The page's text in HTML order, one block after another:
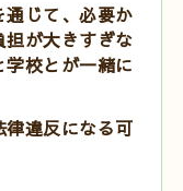
通じて、必要か
が大きすぎな
校とが一緒に
律違反になる可